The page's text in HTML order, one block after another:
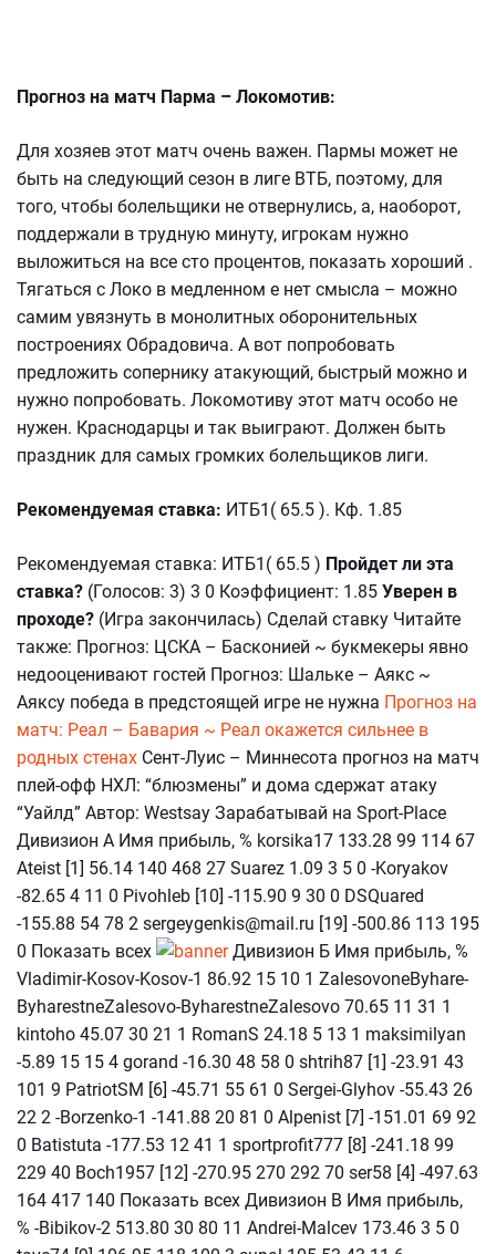
Прогноз на матч Парма – Локомотив:
Для хозяев этот матч очень важен. Пармы может не
быть на следующий сезон в лиге ВТБ, поэтому, для
того, чтобы болельщики не отвернулись, а, наоборот,
поддержали в трудную минуту, игрокам нужно
выложиться на все сто процентов, показать хороший .
Тягаться с Локо в медленном е нет смысла – можно
самим увязнуть в монолитных оборонительных
построениях Обрадовича. А вот попробовать
предложить сопернику атакующий, быстрый можно и
нужно попробовать. Локомотиву этот матч особо не
нужен. Краснодарцы и так выиграют. Должен быть
праздник для самых громких болельщиков лиги.
Рекомендуемая ставка: ИТБ1( 65.5 ). Кф. 1.85
Рекомендуемая ставка: ИТБ1( 65.5 ) Пройдет ли эта
ставка? (Голосов: 3) 3 0 Коэффициент: 1.85 Уверен в
проходе? (Игра закончилась) Сделай ставку Читайте
также: Прогноз: ЦСКА – Басконией ~ букмекеры явно
недооценивают гостей Прогноз: Шальке – Аякс ~
Aяксу победа в предстоящей игре не нужна Прогноз на
матч: Реал – Бавария ~ Реал окажется сильнее в
родных стенах Сент-Луис – Миннесота прогноз на матч
плей-офф НХЛ: “блюзмены” и дома сдержат атаку
“Уайлд” Автор: Westsay Зарабатывай на Sport-Place
Дивизион А Имя прибыль, % korsika17 133.28 99 114 67
Ateist [1] 56.14 140 468 27 Suarez 1.09 3 5 0 -Koryakov
-82.65 4 11 0 Pivohleb [10] -115.90 9 30 0 DSQuared
-155.88 54 78 2 sergeygenkis@mail.ru [19] -500.86 113 195
0 Показать всех
Дивизион Б Имя прибыль, %
Vladimir-Kosov-Kosov-1 86.92 15 10 1 ZalesovoneByhare-
ByharestneZalesovo-ByharestneZalesovo 70.65 11 31 1
kintoho 45.07 30 21 1 RomanS 24.18 5 13 1 maksimilyan
-5.89 15 15 4 gorand -16.30 48 58 0 shtrih87 [1] -23.91 43
101 9 PatriotSM [6] -45.71 55 61 0 Sergei-Glyhov -55.43 26
22 2 -Borzenko-1 -141.88 20 81 0 Alpenist [7] -151.01 69 92
0 Batistuta -177.53 12 41 1 sportprofit777 [8] -241.18 99
229 40 Boch1957 [12] -270.95 270 292 70 ser58 [4] -497.63
164 417 140 Показать всех Дивизион В Имя прибыль,
% -Bibikov-2 513.80 30 80 11 Andrei-Malcev 173.46 3 5 0